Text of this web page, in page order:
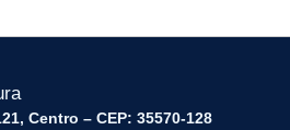
Centro – CEP: 35570-128